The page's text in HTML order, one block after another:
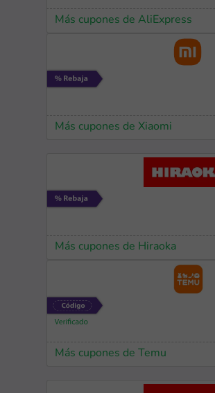
Más cupones de AliExpress
Más cupones de Xiaomi
Más cupones de Hiraoka
Más cupones de Temu